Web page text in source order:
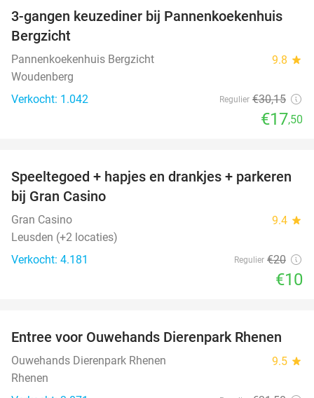
42%
3-gangen keuzediner bij Pannenkoekenhuis
Bergzicht
Pannenkoekenhuis Bergzicht 9.8 star
Woudenberg
Verkocht: 1.042
Regulier €30,15
€17,50
50%
Speeltegoed + hapjes en drankjes + parkeren
bij Gran Casino
Gran Casino 9.4 star
Leusden (+2 locaties)
Verkocht: 4.181
Regulier €20
€10
19%
Entree voor Ouwehands Dierenpark Rhenen
Ouwehands Dierenpark Rhenen 9.5 star
Rhenen